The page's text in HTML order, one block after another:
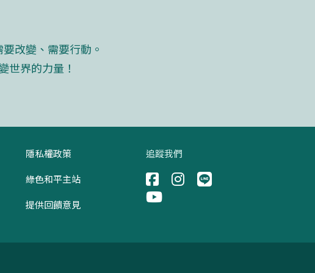
改變、需要行動。
世界的力量！
追蹤我們
隱私權政策
綠色和平主站
提供回饋意見